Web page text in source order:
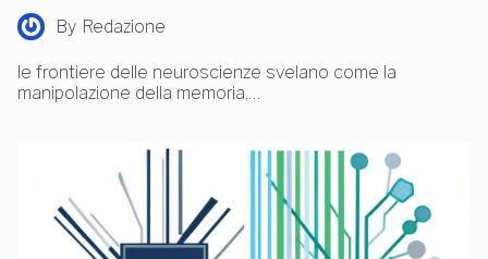
By Redazione
le frontiere delle neuroscienze svelano come la
manipolazione della memoria,…